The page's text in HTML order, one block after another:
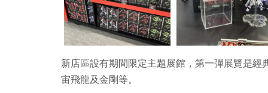
新店區設有期間限定主題展館，第一彈展覽是
宙飛龍及金剛等。